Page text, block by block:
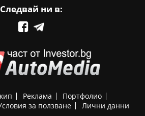
Следвай ни в:
Реклама
Портфолио
за ползване Лични данни